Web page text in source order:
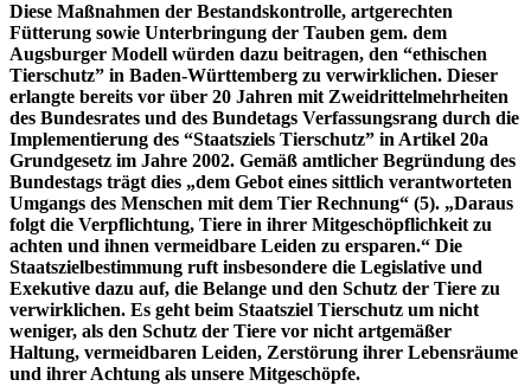
Diese Maßnahmen der Bestandskontrolle, artgerechten
Fütterung sowie Unterbringung der Tauben gem. dem
Augsburger Modell würden dazu beitragen, den “ethischen
Tierschutz” in Baden-Württemberg zu verwirklichen. Dieser
erlangte bereits vor über 20 Jahren mit Zweidrittelmehrheiten
des Bundesrates und des Bundetags Verfassungsrang durch die
Implementierung des “Staatsziels Tierschutz” in Artikel 20a
Grundgesetz im Jahre 2002. Gemäß amtlicher Begründung des
Bundestags trägt dies „dem Gebot eines sittlich verantworteten
Umgangs des Menschen mit dem Tier Rechnung“ (5). „Daraus
folgt die Verpflichtung, Tiere in ihrer Mitgeschöpflichkeit zu
achten und ihnen vermeidbare Leiden zu ersparen.“ Die
Staatszielbestimmung ruft insbesondere die Legislative und
Exekutive dazu auf, die Belange und den Schutz der Tiere zu
verwirklichen. Es geht beim Staatsziel Tierschutz um nicht
weniger, als den Schutz der Tiere vor nicht artgemäßer
Haltung, vermeidbaren Leiden, Zerstörung ihrer Lebensräume
und ihrer Achtung als unsere Mitgeschöpfe.